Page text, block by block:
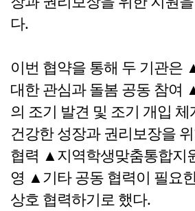
다.
이번 협약을 통해 두 기관은
대한 관심과 돌봄 공동 참여
의 조기 발견 및 조기 개입
건강한 성장과 권리보장을
협력 ▲지역학생맞춤통합지
영 ▲기타 공동 협력이 필요
상호 협력하기로 했다.